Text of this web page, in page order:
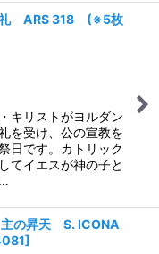
ARS 318 (※5枚
キリストがヨルダン
を受け、公の宣教を
日です。カトリック
てイエスが神の子と
の昇天 S. ICONA
]